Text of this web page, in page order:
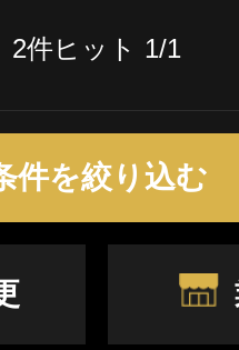
2件ヒット 1/1
件を絞り込む